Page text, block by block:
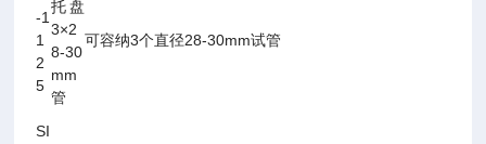
-1
1
2
5
托盘
3×2
8-30
mm
管
可容纳3个直径28-30mm试管
SI